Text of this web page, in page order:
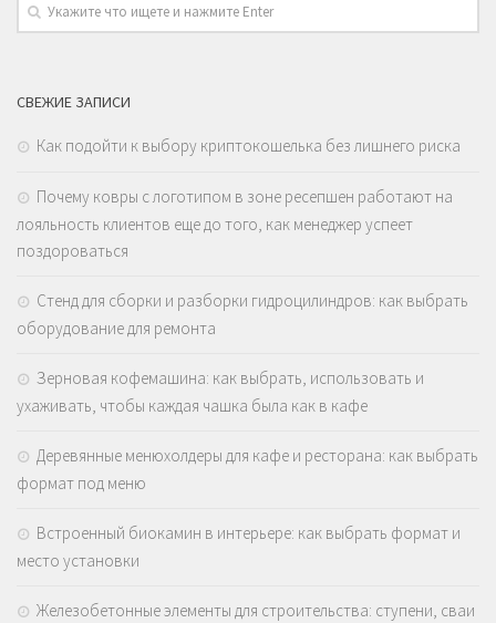
СВЕЖИЕ ЗАПИСИ
Как подойти к выбору криптокошелька без лишнего риска
Почему ковры с логотипом в зоне ресепшен работают на
лояльность клиентов еще до того, как менеджер успеет
поздороваться
Стенд для сборки и разборки гидроцилиндров: как выбрать
оборудование для ремонта
Зерновая кофемашина: как выбрать, использовать и
ухаживать, чтобы каждая чашка была как в кафе
Деревянные менюхолдеры для кафе и ресторана: как выбрать
формат под меню
Встроенный биокамин в интерьере: как выбрать формат и
место установки
Железобетонные элементы для строительства: ступени, сваи